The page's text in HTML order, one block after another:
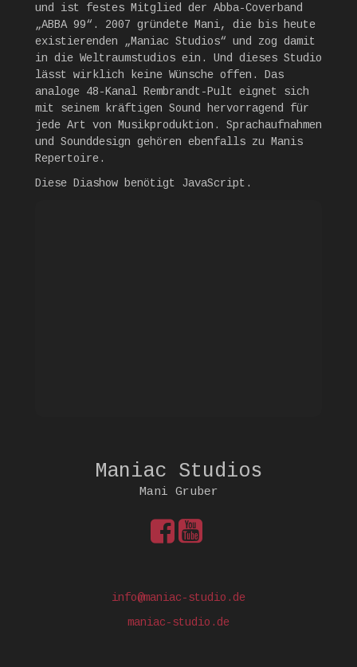
und ist festes Mitglied der Abba-Coverband
„ABBA 99“. 2007 gründete Mani, die bis heute
existierenden „Maniac Studios“ und zog damit
in die Weltraumstudios ein. Und dieses Studio
lässt wirklich keine Wünsche offen. Das
analoge 48-Kanal Rembrandt-Pult eignet sich
mit seinem kräftigen Sound hervorragend für
jede Art von Musikproduktion. Sprachaufnahmen
und Sounddesign gehören ebenfalls zu Manis
Repertoire.
Diese Diashow benötigt JavaScript.
Maniac Studios
Mani Gruber
info@maniac-studio.de
maniac-studio.de